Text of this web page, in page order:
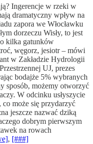
Ingerencje w rzeki w
dramatyczny wpływ na
zapora we Włocławku
dorzeczu Wisły, to jest
kilka gatunków
węgorz, jesiotr – mówi
w Zakładzie Hydrologii
UJ, prezes
bodajże 5% wybranych
sposób, możemy otworzyć
W odcinku usłyszycie
co może się przydarzyć
jeszcze nazwać dziką
dobrym pierwszym
na rowach
, [###]